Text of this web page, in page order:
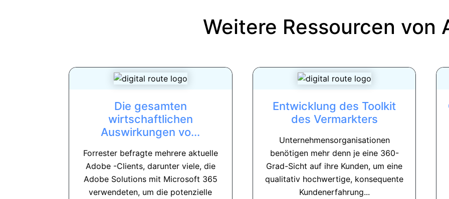
Weitere Ressourcen von
Die gesamten
wirtschaftlichen
Auswirkungen vo...
Forrester befragte mehrere aktuelle
Adobe -Clients, darunter viele, die
Adobe Solutions mit Microsoft 365
verwendeten, um die potenzielle
Entwicklung des Toolkit
des Vermarkters
Unternehmensorganisationen
benötigen mehr denn je eine 360-
Grad-Sicht auf ihre Kunden, um eine
qualitativ hochwertige, konsequente
Kundenerfahrung...